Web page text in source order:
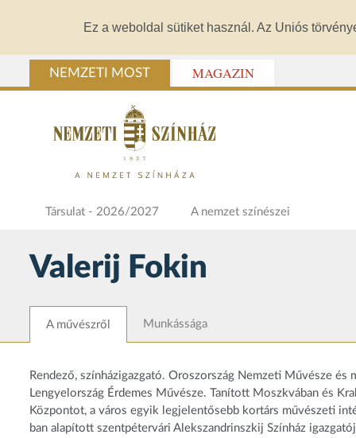
Ez a weboldal sütiket használ. Az Uniós
NEMZETI MOST MAGAZIN
Társulat - 2026/2027 A nemzet színészei
Valerij Fokin
A művészről Munkássága
Rendező, színházigazgató. Oroszország Nemzeti Művésze
Lengyelország Érdemes Művésze. Tanított Moszkvában és
Központot, a város egyik legjelentősebb kortárs művészeti
ban alapított szentpétervári Alekszandrinszkij Színház